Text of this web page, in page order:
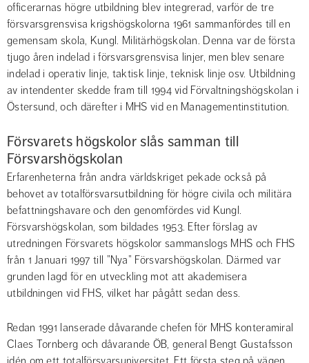
officerarnas högre utbildning blev integrerad, varför de tre
försvarsgrensvisa krigshögskolorna 1961 sammanfördes till en
gemensam skola, Kungl. Militärhögskolan. Denna var de första
tjugo åren indelad i försvarsgrensvisa linjer, men blev senare
indelad i operativ linje, taktisk linje, teknisk linje osv. Utbildning
av intendenter skedde fram till 1994 vid Förvaltningshögskolan i
Östersund, och därefter i MHS vid en Managementinstitution.
Försvarets högskolor slås samman till
Försvarshögskolan
Erfarenheterna från andra världskriget pekade också på
behovet av totalförsvarsutbildning för högre civila och militära
befattningshavare och den genomfördes vid Kungl.
Försvarshögskolan, som bildades 1953. Efter förslag av
utredningen Försvarets högskolor sammanslogs MHS och FHS
från 1 Januari 1997 till ”Nya” Försvarshögskolan. Därmed var
grunden lagd för en utveckling mot att akademisera
utbildningen vid FHS, vilket har pågått sedan dess.
Redan 1991 lanserade dåvarande chefen för MHS konteramiral
Claes Tornberg och dåvarande ÖB, general Bengt Gustafsson